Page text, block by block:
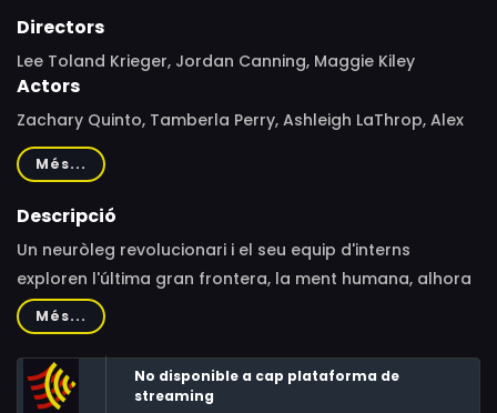
Directors
Lee Toland Krieger, Jordan Canning, Maggie Kiley
Actors
Zachary Quinto, Tamberla Perry, Ashleigh LaThrop, Alex
MacNicoll, Aury Krebs, Spence Moore II, Teddy Sears
Més...
Descripció
Un neuròleg revolucionari i el seu equip d'interns
exploren l'última gran frontera, la ment humana, alhora
que lluiten amb les seves pròpies relacions i la seva
salut mental.
Més...
No disponible a cap plataforma de
streaming